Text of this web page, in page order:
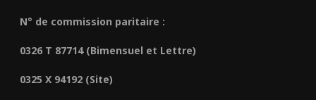
N° de commission paritaire :
0326 T 87714 (Bimensuel et Lettre)
0325 X 94192 (Site)